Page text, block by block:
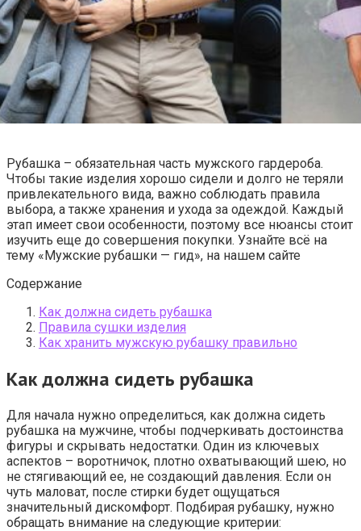
Рубашка – обязательная часть мужского гардероба.
Чтобы такие изделия хорошо сидели и долго не теряли
привлекательного вида, важно соблюдать правила
выбора, а также хранения и ухода за одеждой. Каждый
этап имеет свои особенности, поэтому все нюансы стоит
изучить еще до совершения покупки. Узнайте всё на
тему «Мужские рубашки — гид», на нашем сайте
Содержание
Как должна сидеть рубашка
Правила сушки изделия
Как хранить мужскую рубашку правильно
Как должна сидеть рубашка
Для начала нужно определиться, как должна сидеть
рубашка на мужчине, чтобы подчеркивать достоинства
фигуры и скрывать недостатки. Один из ключевых
аспектов – воротничок, плотно охватывающий шею, но
не стягивающий ее, не создающий давления. Если он
чуть маловат, после стирки будет ощущаться
значительный дискомфорт. Подбирая рубашку, нужно
обращать внимание на следующие критерии: